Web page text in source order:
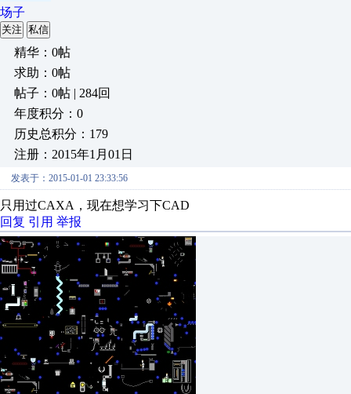
场子
关注 私信
精华：0帖
求助：0帖
帖子：0帖 | 284回
年度积分：0
历史总积分：179
注册：2015年1月01日
发表于：2015-01-01 23:33:56
只用过CAXA，现在想学习下CAD
回复 引用 举报